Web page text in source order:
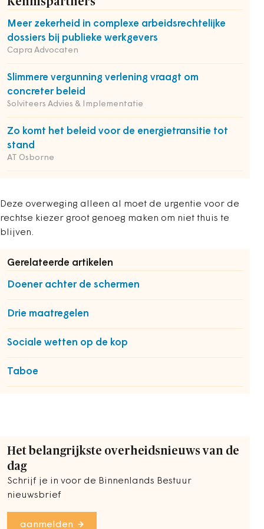
Meer zekerheid in complexe arbeidsrechtelijke
dossiers bij publieke werkgevers
Capra Advocaten
Slimmere vergunning verlening vraagt om
concreter beleid
Solviteers Advies & Implementatie
Zo komt het beleid voor de energietransitie tot
stand
AT Osborne
Deze overweging alleen al moet de urgentie voor de
rechtse kiezer groot genoeg maken om niet thuis te
blijven.
Gerelateerde artikelen
Doener achter de schermen
Drie maatregelen
Sociale wetten op de kop
Taboe
Het belangrijkste overheidsnieuws van de
dag
Schrijf je in voor de Binnenlands Bestuur
nieuwsbrief
aanmelden